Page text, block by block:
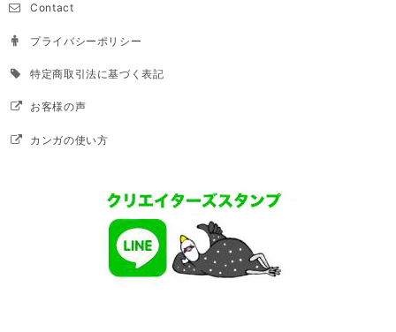
Contact
プライバシーポリシー
特定商取引法に基づく表記
お客様の声
カンガの使い方